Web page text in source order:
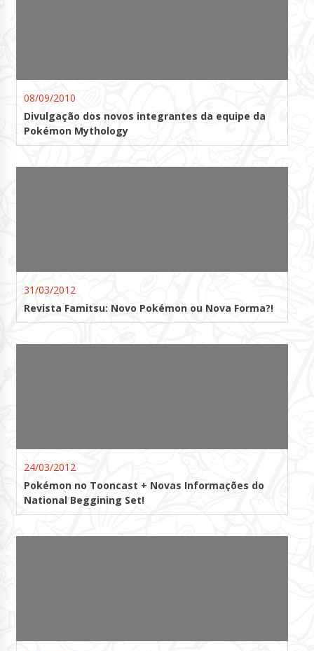
08/09/2010
Divulgação dos novos integrantes da equipe da
Pokémon Mythology
31/03/2012
Revista Famitsu: Novo Pokémon ou Nova Forma?!
24/03/2012
Pokémon no Tooncast + Novas Informações do
National Beggining Set!